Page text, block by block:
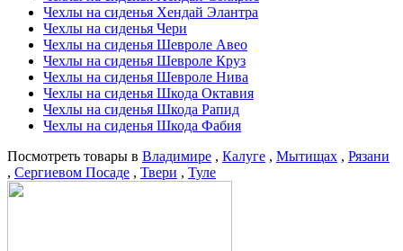
Чехлы на сиденья Хендай Элантра
Чехлы на сиденья Чери
Чехлы на сиденья Шевроле Авео
Чехлы на сиденья Шевроле Круз
Чехлы на сиденья Шевроле Нива
Чехлы на сиденья Шкода Октавия
Чехлы на сиденья Шкода Рапид
Чехлы на сиденья Шкода Фабия
Посмотреть товары в Владимире , Калуге , Мытищах , Рязани
, Сергиевом Посаде , Твери , Туле